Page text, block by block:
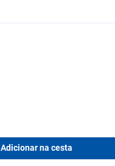
Adicionar na cesta